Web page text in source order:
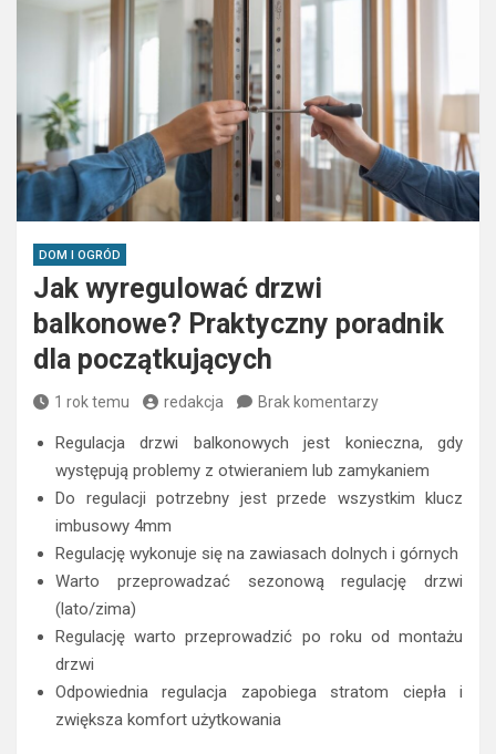
DOM I OGRÓD
Jak wyregulować drzwi
balkonowe? Praktyczny poradnik
dla początkujących
1 rok temu redakcja Brak komentarzy
Regulacja drzwi balkonowych jest konieczna, gdy
występują problemy z otwieraniem lub zamykaniem
Do regulacji potrzebny jest przede wszystkim klucz
imbusowy 4mm
Regulację wykonuje się na zawiasach dolnych i górnych
Warto przeprowadzać sezonową regulację drzwi
(lato/zima)
Regulację warto przeprowadzić po roku od montażu
drzwi
Odpowiednia regulacja zapobiega stratom ciepła i
zwiększa komfort użytkowania